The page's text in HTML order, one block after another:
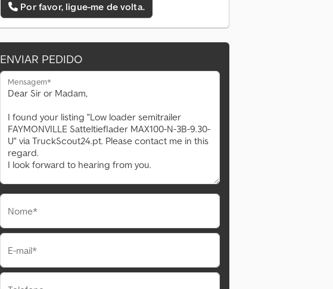
Por favor, ligue-me de volta.
ENVIAR PEDIDO
Mensagem*
Nome*
E-mail*